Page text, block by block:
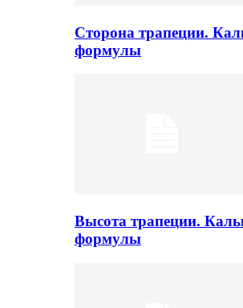
Сторона трапеции.
формулы
Высота трапеции.
формулы